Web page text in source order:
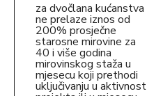
za dvočlana kućanstva
ne prelaze iznos od
200% prosječne
starosne mirovine za
40 i više godina
mirovinskog staža u
mjesecu koji prethodi
uključivanju u aktivnost